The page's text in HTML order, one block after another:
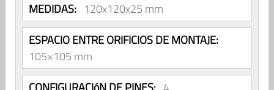
MEDIDAS: 120x120x25 mm
ESPACIO ENTRE ORIFICIOS DE MONTAJE:
105×105 mm